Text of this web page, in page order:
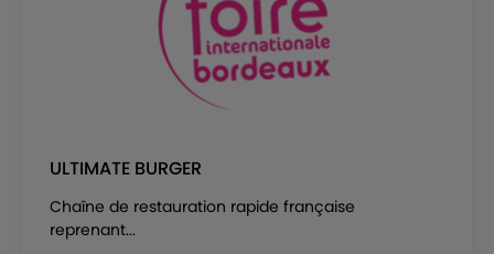
ULTIMATE BURGER
Chaîne de restauration rapide française
reprenant...